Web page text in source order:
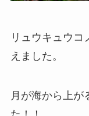
リュウキュウコ
えました。
月が海から上が